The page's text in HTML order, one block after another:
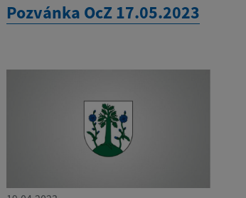
Pozvánka OcZ 17.05.2023